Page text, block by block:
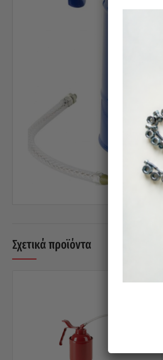
Σχετικά προϊόντα